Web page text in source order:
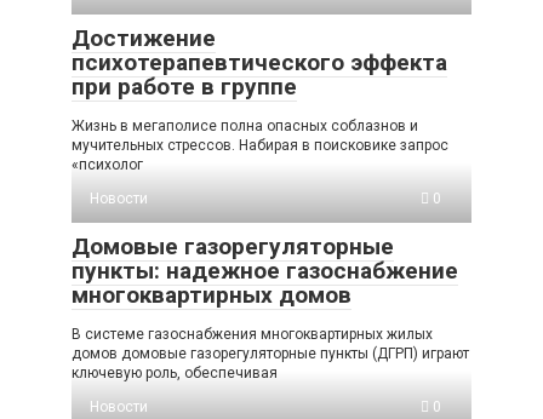
Достижение
психотерапевтического эффекта
при работе в группе
Жизнь в мегаполисе полна опасных соблазнов и
мучительных стрессов. Набирая в поисковике запрос
«психолог
Новости
0
Домовые газорегуляторные
пункты: надежное газоснабжение
многоквартирных домов
В системе газоснабжения многоквартирных жилых
домов домовые газорегуляторные пункты (ДГРП) играют
ключевую роль, обеспечивая
Новости
0